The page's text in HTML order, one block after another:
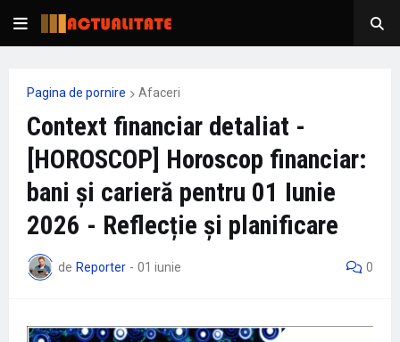
Pagina de pornire Afaceri
Context financiar detaliat -
[HOROSCOP] Horoscop financiar:
bani și carieră pentru 01 Iunie
2026 - Reflecție și planificare
de Reporter - 01 iunie 0